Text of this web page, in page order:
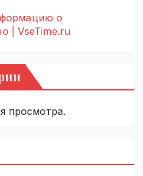
о
| VseTime.ru
просмотра.